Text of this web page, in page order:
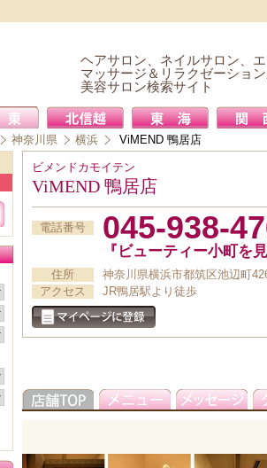
ヘアサロン、ネイルサロン、エ
マッサージ＆リラクゼーショ
美容サロン検索サイト
神奈川県 横浜 ViMEND 鴨居店
ビメンドカモイテン
ViMEND 鴨居店
電話番号 045-938-
『ビューティー小町を
住所
神奈川県横浜市都筑区池辺町
アクセス
JR鴨居駅より徒歩